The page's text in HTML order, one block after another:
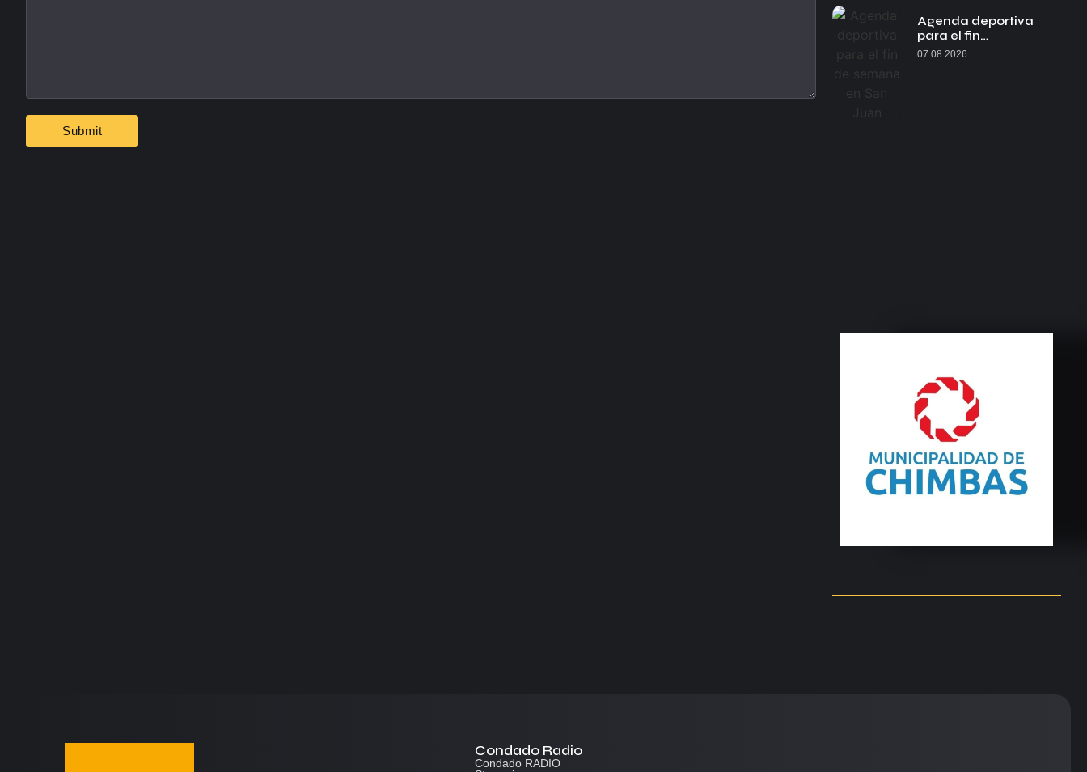
Agenda deportiva
para el fin…
07.08.2026
Condado Radio
Condado RADIO